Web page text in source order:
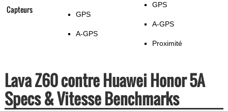
Capteurs GPS
A-GPS
GPS
A-GPS
Proximité
Lava Z60 contre Huawei Honor 5A
Specs & Vitesse Benchmarks